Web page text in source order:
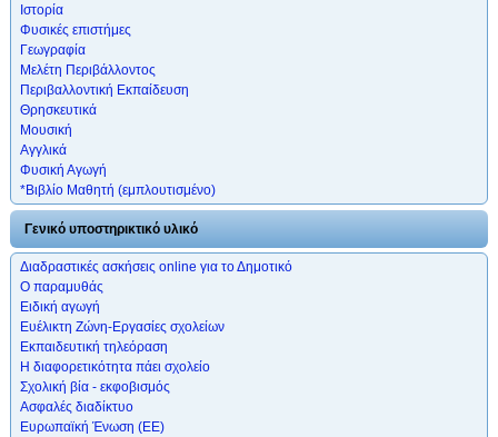
Ιστορία
Φυσικές επιστήμες
Γεωγραφία
Μελέτη Περιβάλλοντος
Περιβαλλοντική Εκπαίδευση
Θρησκευτικά
Μουσική
Αγγλικά
Φυσική Αγωγή
*Βιβλίο Μαθητή (εμπλουτισμένο)
Γενικό υποστηρικτικό υλικό
Διαδραστικές ασκήσεις online για το Δημοτικό
Ο παραμυθάς
Ειδική αγωγή
Ευέλικτη Ζώνη-Εργασίες σχολείων
Εκπαιδευτική τηλεόραση
Η διαφορετικότητα πάει σχολείο
Σχολική βία - εκφοβισμός
Ασφαλές διαδίκτυο
Ευρωπαϊκή Ένωση (ΕΕ)